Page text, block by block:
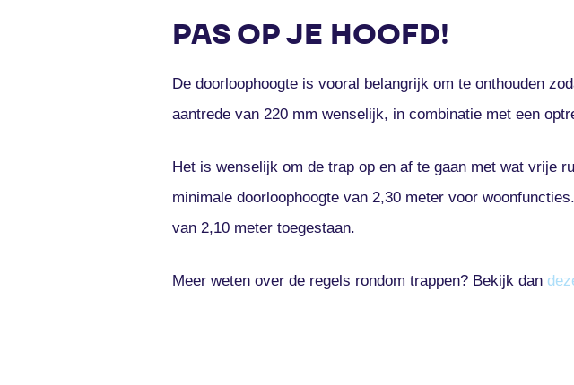
PAS OP JE HOOFD!
De doorloophoogte is vooral belangrijk om te onthouden
aantrede van 220 mm wenselijk, in combinatie met een
Het is wenselijk om de trap op en af te gaan met wat vrije
minimale doorloophoogte van 2,30 meter voor
van 2,10 meter toegestaan.
Meer weten over de regels rondom trappen? Bekijk dan